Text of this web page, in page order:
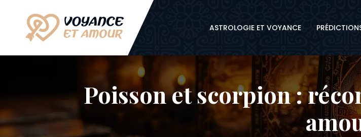
ASTROLOGIE ET VOYANCE
Poisson et scorpion :